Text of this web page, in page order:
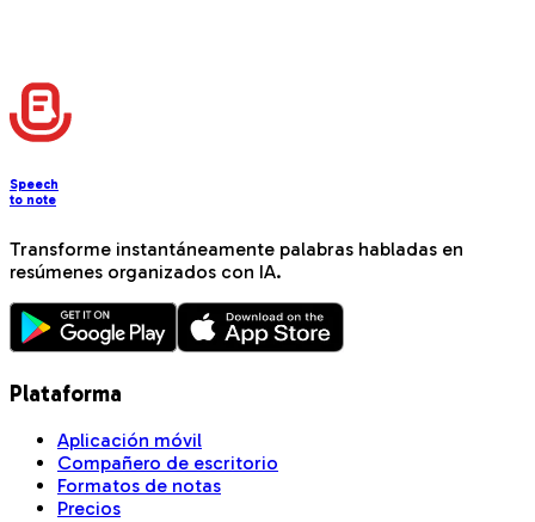
Speech
to note
Transforme instantáneamente palabras habladas en
resúmenes organizados con IA.
Plataforma
Aplicación móvil
Compañero de escritorio
Formatos de notas
Precios